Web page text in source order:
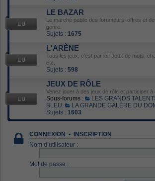
LE BAZAR
Le marché public des forumeurs; offres et
genre.
Sujets : 1675
L'ARÈNE
Tous les jeux, c'est par ici! Jeux de mots,
etc.
Sujets : 598
JEUX DE RÔLE
Venez jouer à des jeux de rôle et participer
Sous-forums :
LES GRANDS
BLEU,
LA GRANDE GALÈRE DU
Sujets : 1603
CONNEXION • INSCRIPTION
Nom d’utilisateur :
Mot de passe :